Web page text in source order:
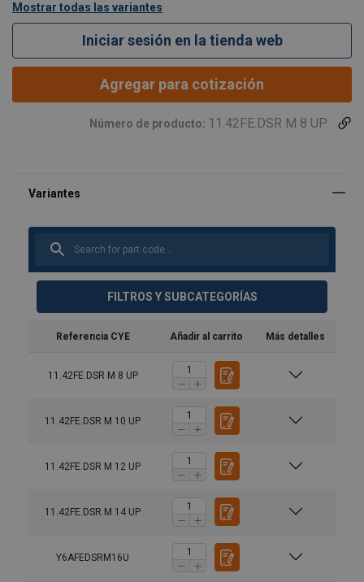
Mostrar todas las variantes
Iniciar sesión en la tienda web
Agregar para cotización
Número de producto: 11.42FE.DSR M 8 UP
FILTROS Y SUBCATEGORÍAS
Referencia CYE Añadir al carrito Más detalles
11.42FE.DSR M 8 UP
11.42FE.DSR M 10 UP
11.42FE.DSR M 12 UP
11.42FE.DSR M 14 UP
Y6AFEDSRM16U